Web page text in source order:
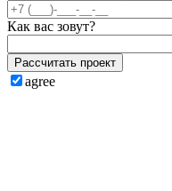
Как вас зовут?
Рассчитать проект
agree